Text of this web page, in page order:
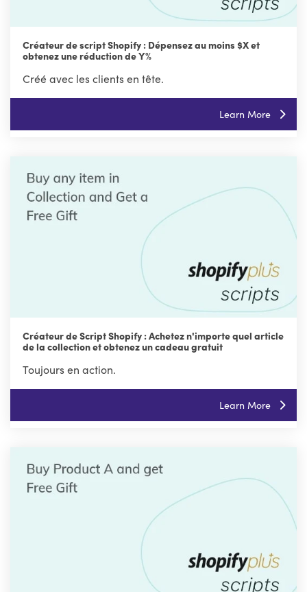
Créateur de script Shopify : Dépensez au moins $X et
obtenez une réduction de Y%
Créé avec les clients en tête.
Learn More
Créateur de Script Shopify : Achetez n'importe quel article
de la collection et obtenez un cadeau gratuit
Toujours en action.
Learn More